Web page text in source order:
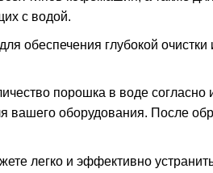
с водой.
обеспечения глубокой
порошка в воде согласно
вашего оборудования. После
легко и эффективно